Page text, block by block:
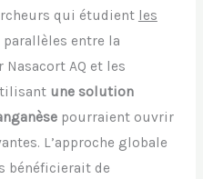
qui étudient les
entre la
AQ et les
une solution
pourraient ouvrir
L’approche globale
bénéficierait de